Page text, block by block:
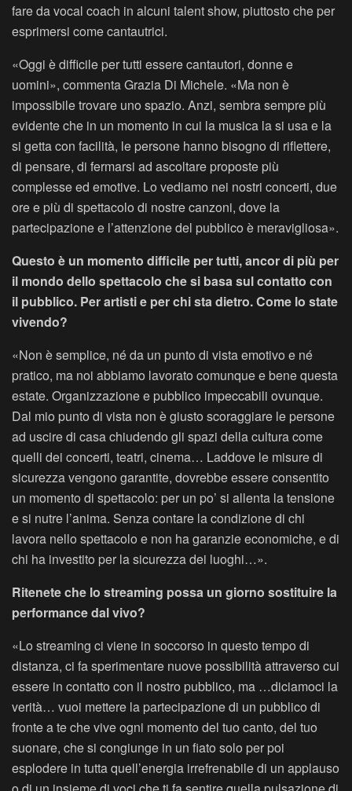
fare da vocal coach in alcuni talent show, piuttosto che per
esprimersi come cantautrici.
«Oggi è difficile per tutti essere cantautori, donne e
uomini», commenta Grazia Di Michele. «Ma non è
impossibile trovare uno spazio. Anzi, sembra sempre più
evidente che in un momento in cui la musica la si usa e la
si getta con facilità, le persone hanno bisogno di riflettere,
di pensare, di fermarsi ad ascoltare proposte più
complesse ed emotive. Lo vediamo nei nostri concerti, due
ore e più di spettacolo di nostre canzoni, dove la
partecipazione e l’attenzione del pubblico è meravigliosa».
Questo è un momento difficile per tutti, ancor di più per
il mondo dello spettacolo che si basa sul contatto con
il pubblico. Per artisti e per chi sta dietro. Come lo state
vivendo?
«Non è semplice, né da un punto di vista emotivo e né
pratico, ma noi abbiamo lavorato comunque e bene questa
estate. Organizzazione e pubblico impeccabili ovunque.
Dal mio punto di vista non è giusto scoraggiare le persone
ad uscire di casa chiudendo gli spazi della cultura come
quelli dei concerti, teatri, cinema… Laddove le misure di
sicurezza vengono garantite, dovrebbe essere consentito
un momento di spettacolo: per un po’ si allenta la tensione
e si nutre l’anima. Senza contare la condizione di chi
lavora nello spettacolo e non ha garanzie economiche, e di
chi ha investito per la sicurezza dei luoghi…».
Ritenete che lo streaming possa un giorno sostituire la
performance dal vivo?
«Lo streaming ci viene in soccorso in questo tempo di
distanza, ci fa sperimentare nuove possibilità attraverso cui
essere in contatto con il nostro pubblico, ma …diciamoci la
verità… vuoi mettere la partecipazione di un pubblico di
fronte a te che vive ogni momento del tuo canto, del tuo
suonare, che si congiunge in un fiato solo per poi
esplodere in tutta quell’energia irrefrenabile di un applauso